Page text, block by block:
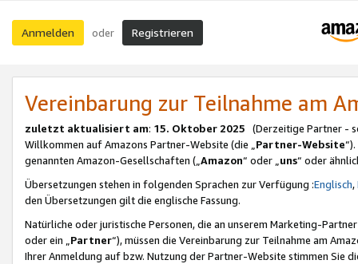
Anmelden oder Registrieren
Vereinbarung zur Teilnahme am
zuletzt aktualisiert am: 15. Oktober 2025 (Derzeitige Partner -
Willkommen auf Amazons Partner-Website (die „Partner-Website
genannten Amazon-Gesellschaften („Amazon“ oder „uns“ oder
Übersetzungen stehen in folgenden Sprachen zur Verfügung :Englisch,
den Übersetzungen gilt die englische Fassung.
Natürliche oder juristische Personen, die an unserem Marketing-
oder ein „Partner“), müssen die Vereinbarung zur Teilnahme am
Ihrer Anmeldung auf bzw. Nutzung der Partner-Website stimmen Sie